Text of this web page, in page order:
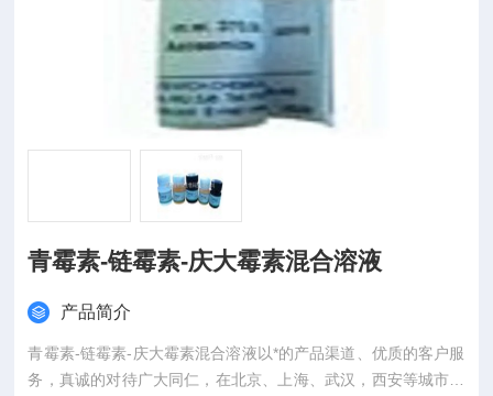
青霉素-链霉素-庆大霉素混合溶液
产品简介
青霉素-链霉素-庆大霉素混合溶液以*的产品渠道、优质的客户服
务，真诚的对待广大同仁，在北京、上海、武汉，西安等城市有